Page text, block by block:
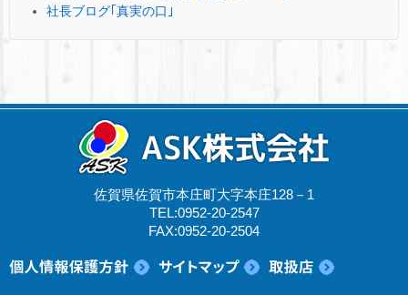
社長ブログ｢真実の口｣
佐賀県佐賀市本庄町大字本庄128－1
TEL:0952-20-2547
FAX:0952-20-2504